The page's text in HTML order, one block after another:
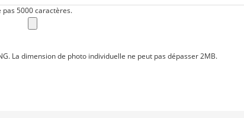
pas 5000 caractères.
La dimension de photo individuelle ne peut pas dépasser 2MB.